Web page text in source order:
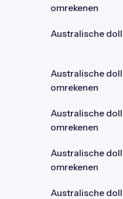
omrekenen
Australische
Australische
omrekenen
Australische
omrekenen
Australische
omrekenen
Australische